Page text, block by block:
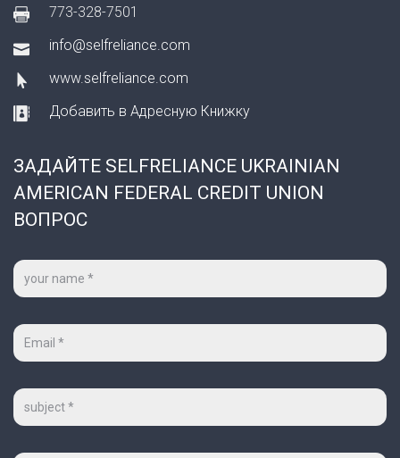
773-328-7501
info@selfreliance.com
www.selfreliance.com
Добавить в Адресную Книжку
ЗАДАЙТЕ SELFRELIANCE UKRAINIAN
AMERICAN FEDERAL CREDIT UNION
ВОПРОС
Ваше
имя
Ваш
mail
Тема